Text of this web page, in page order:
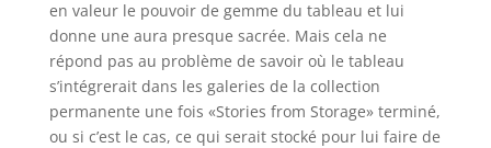
en valeur le pouvoir de gemme du tableau et lui
donne une aura presque sacrée. Mais cela ne
répond pas au problème de savoir où le tableau
s’intégrerait dans les galeries de la collection
permanente une fois «Stories from Storage» terminé,
ou si c’est le cas, ce qui serait stocké pour lui faire de